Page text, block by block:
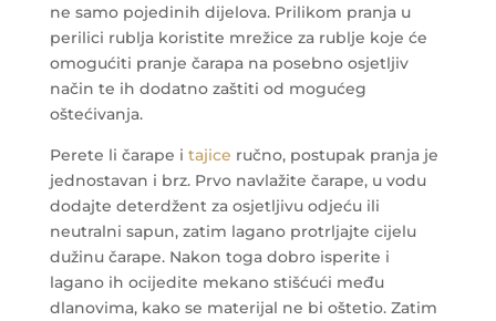
ne samo pojedinih dijelova. Prilikom pranja u
perilici rublja koristite mrežice za rublje koje će
omogućiti pranje čarapa na posebno osjetljiv
način te ih dodatno zaštiti od mogućeg
oštećivanja.
Perete li čarape i tajice ručno, postupak pranja je
jednostavan i brz. Prvo navlažite čarape, u vodu
dodajte deterdžent za osjetljivu odjeću ili
neutralni sapun, zatim lagano protrljajte cijelu
dužinu čarape. Nakon toga dobro isperite i
lagano ih ocijedite mekano stišćući među
dlanovima, kako se materijal ne bi oštetio. Zatim